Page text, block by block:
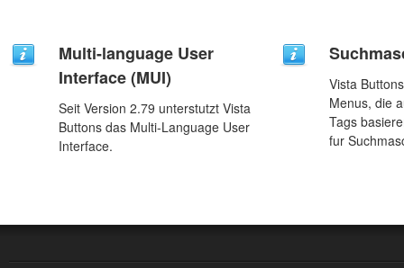
Multi-language User
Interface (MUI)
Seit Version 2.79 unterstutzt Vista
Buttons das Multi-Language User
Interface.
Vista
Menus, die
Tags
fur